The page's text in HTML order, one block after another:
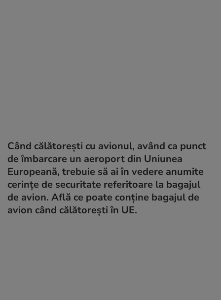
Când călătorești cu avionul, având ca punct
de îmbarcare un aeroport din Uniunea
Europeană, trebuie să ai în vedere anumite
cerințe de securitate referitoare la bagajul
de avion. Află ce poate conține bagajul de
avion când călătorești în UE.